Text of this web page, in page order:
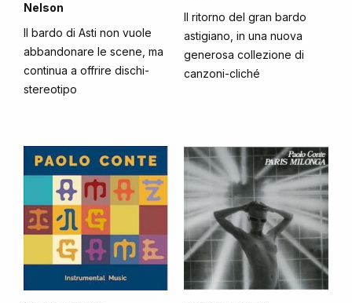
Nelson
Il bardo di Asti non vuole
abbandonare le scene, ma
continua a offrire dischi-
stereotipo
Il ritorno del gran bardo
astigiano, in una nuova
generosa collezione di
canzoni-cliché